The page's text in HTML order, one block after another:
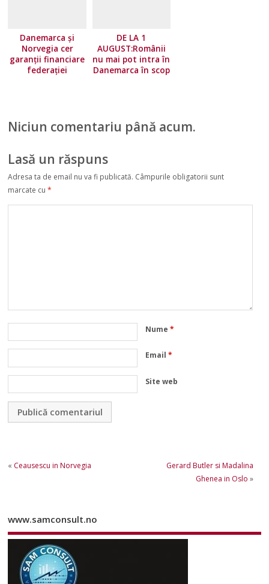
Danemarca și
Norvegia cer
garanții financiare
federației
DE LA 1
AUGUST:Românii
nu mai pot intra în
Danemarca în scop
Niciun comentariu până acum.
Lasă un răspuns
Adresa ta de email nu va fi publicată. Câmpurile obligatorii sunt
marcate cu*
Nume*
Email*
Site web
« Ceausescu in Norvegia
Gerard Butler si Madalina
Ghenea in Oslo »
www.samconsult.no